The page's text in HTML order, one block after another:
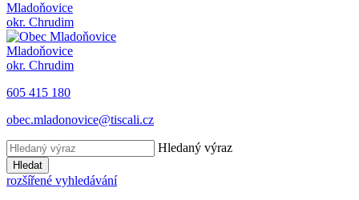
Mladoňovice
okr. Chrudim
Mladoňovice
okr. Chrudim
605 415 180
obec.mladonovice@tiscali.cz
Hledaný výraz
Hledat
rozšířené vyhledávání